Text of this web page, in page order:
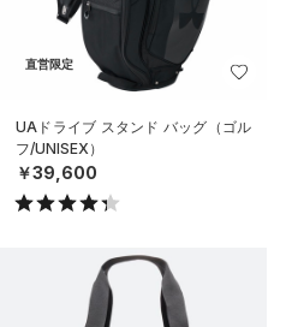
直営限定
UAドライブ スタンド バッグ（ゴル
フ/UNISEX）
￥39,600